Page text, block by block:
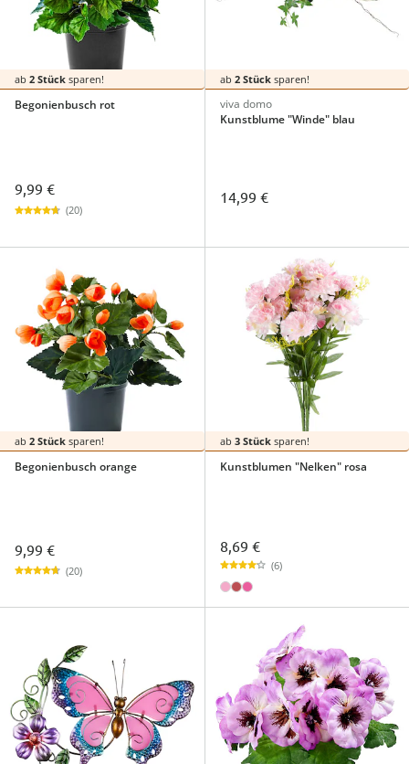
ab 2 Stück sparen!
Begonienbusch rot
9,99 €
(20)
ab 2 Stücksparen!
viva domo
Kunstblume "Winde" blau
14,99 €
ab 2 Stück sparen!
Begonienbusch orange
9,99 €
(20)
ab 3 Stücksparen!
Kunstblumen "Nelken" rosa
8,69 €
(6)